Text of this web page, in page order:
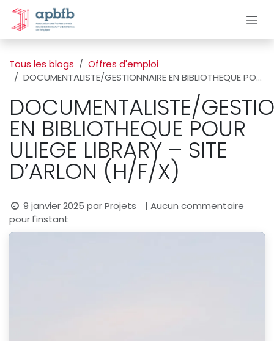
Se rendre au contenu
Tous les blogs
Offres d'emploi
DOCUMENTALISTE/GESTIONNAIRE EN BIBLIOTHEQUE POUR ULIEGE LIBRARY – SITE D’ARLON (H/F/X)
DOCUMENTALISTE/
EN BIBLIOTHEQUE POUR
ULIEGE LIBRARY – SITE
D’ARLON (H/F/X)
9 janvier 2025 parProjets
| Aucun commentaire
pour l'instant